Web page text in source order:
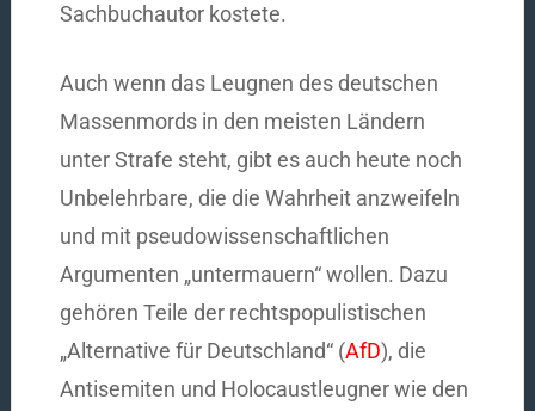
Sachbuchautor kostete.
Auch wenn das Leugnen des deutschen
Massenmords in den meisten Ländern
unter Strafe steht, gibt es auch heute noch
Unbelehrbare, die die Wahrheit anzweifeln
und mit pseudowissenschaftlichen
Argumenten „untermauern“ wollen. Dazu
gehören Teile der rechtspopulistischen
„Alternative für Deutschland“ (AfD), die
Antisemiten und Holocaustleugner wie den